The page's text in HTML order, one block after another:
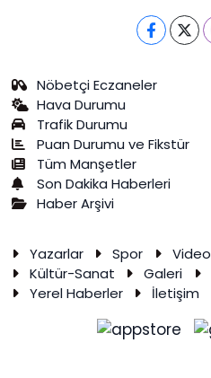
Nöbetçi Eczaneler
Hava Durumu
Trafik Durumu
Puan Durumu ve Fikstür
Tüm Manşetler
Son Dakika Haberleri
Haber Arşivi
Yazarlar Spor Video
Kültür-Sanat
Galeri
Yerel Haberler
İletişim